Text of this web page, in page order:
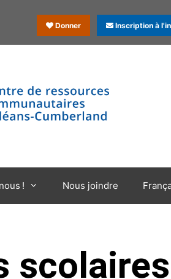
Donner Inscription à
! Nous joindre
scolaires